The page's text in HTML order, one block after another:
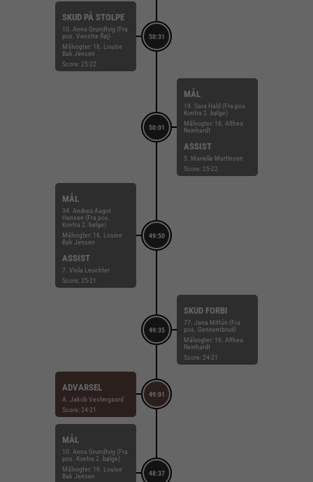
50:31
SKUD PÅ STOLPE
10. Anna Grundtvig (Fra
pos. Venstre fløj)
Målvogter: 16. Louise
Bak Jensen
Score: 25-22
50:01
MÅL
19. Sara Hald (Fra pos.
Kontra 2. bølge)
Målvogter: 16. Althea
Reinhardt
ASSIST
5. Marielle Martinsen
Score: 25-22
49:50
MÅL
34. Andrea Aagot
Hansen (Fra pos.
Kontra 2. bølge)
Målvogter: 16. Louise
Bak Jensen
ASSIST
7. Viola Leuchter
Score: 25-21
49:35
SKUD FORBI
77. Jana Mittún (Fra
pos. Gennembrud)
Målvogter: 16. Althea
Reinhardt
Score: 24-21
49:01
ADVARSEL
A. Jakob Vestergaard
Score: 24-21
48:37
MÅL
10. Anna Grundtvig (Fra
pos. Kontra 2. bølge)
Målvogter: 16. Louise
Bak Jensen